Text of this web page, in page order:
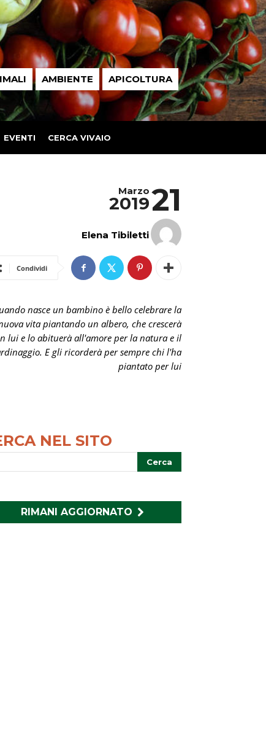
AMBIENTE APICOLTURA
EVENTI CERCA VIVAIO
21
Marzo
2019
Elena Tibiletti
Condividi
nasce un bambino è bello celebrare la
vita piantando un albero, che crescerà
lui e lo abituerà all'amore per la natura e il
E gli ricorderà per sempre chi l'ha
piantato per lui
NEL SITO
RIMANI AGGIORNATO